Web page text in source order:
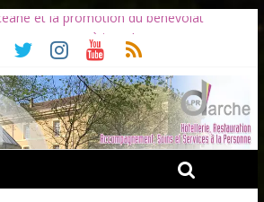
et la promotion du bénévolat
vacances à tous !
rentrée septembre 2026
d’adieux au Lycée Darche
ULiS en haut du podium